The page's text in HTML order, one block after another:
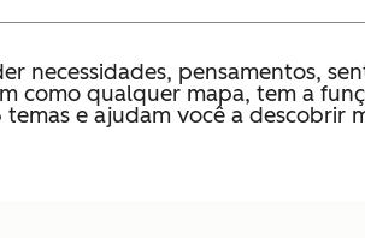
necessidades, pensamentos,
como qualquer mapa, tem a
e ajudam você a descobrir